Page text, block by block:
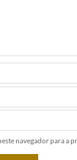
navegador para a